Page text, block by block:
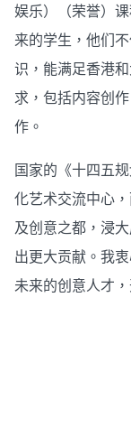
娱乐）（荣誉）
来的学生，他们
识，能满足香港
求，包括内容创
作。
国家的《十四五
化艺术交流中心
及创意之都，浸
出更大贡献。我
未来的创意人才